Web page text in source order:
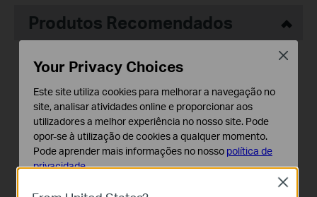
Produtos Recomendados
Deco X55
AX3000 Whole Home Mesh
WiFi 6 System
Deco X50-Outdoor
AX3000 Exterior / Interior
Rede Mesh Doméstica WiFi
Close
Your Privacy Choices
Este site utiliza cookies para melhorar a navegação no
site, analisar atividades online e proporcionar aos
utilizadores a melhor experiência no nosso site. Pode
opor-se à utilização de cookies a qualquer momento.
Pode aprender mais informações no nosso política de
privacidade.
Close